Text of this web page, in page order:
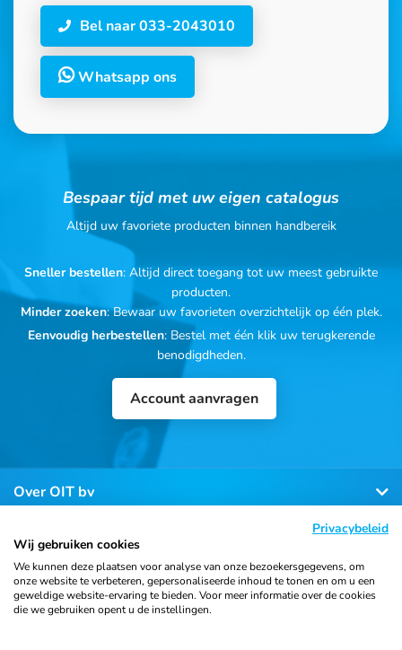
Bel naar 033-2043010
Whatsapp ons
Bespaar tijd met uw eigen catalogus
Altijd uw favoriete producten binnen handbereik
Sneller bestellen: Altijd direct toegang tot uw meest gebruikte
producten.
Minder zoeken: Bewaar uw favorieten overzichtelijk op één plek.
Eenvoudig herbestellen: Bestel met één klik uw terugkerende
benodigdheden.
Account aanvragen
Over OIT bv
Klantenservice
Contact
Privacybeleid
Wij gebruiken cookies
We kunnen deze plaatsen voor analyse van onze bezoekersgegevens, om
onze website te verbeteren, gepersonaliseerde inhoud te tonen en om u een
geweldige website-ervaring te bieden. Voor meer informatie over de cookies
die we gebruiken opent u de instellingen.